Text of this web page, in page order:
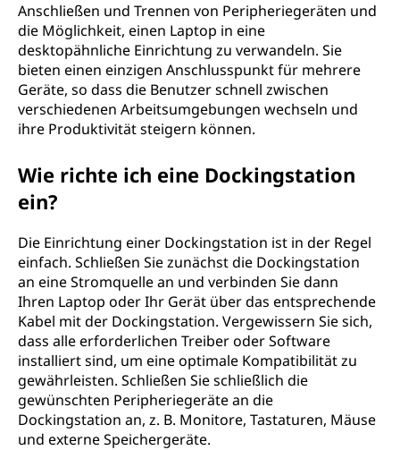
Anschließen und Trennen von Peripheriegeräten und
die Möglichkeit, einen Laptop in eine
desktopähnliche Einrichtung zu verwandeln. Sie
bieten einen einzigen Anschlusspunkt für mehrere
Geräte, so dass die Benutzer schnell zwischen
verschiedenen Arbeitsumgebungen wechseln und
ihre Produktivität steigern können.
Wie richte ich eine Dockingstation
ein?
Die Einrichtung einer Dockingstation ist in der Regel
einfach. Schließen Sie zunächst die Dockingstation
an eine Stromquelle an und verbinden Sie dann
Ihren Laptop oder Ihr Gerät über das entsprechende
Kabel mit der Dockingstation. Vergewissern Sie sich,
dass alle erforderlichen Treiber oder Software
installiert sind, um eine optimale Kompatibilität zu
gewährleisten. Schließen Sie schließlich die
gewünschten Peripheriegeräte an die
Dockingstation an, z. B. Monitore, Tastaturen, Mäuse
und externe Speichergeräte.